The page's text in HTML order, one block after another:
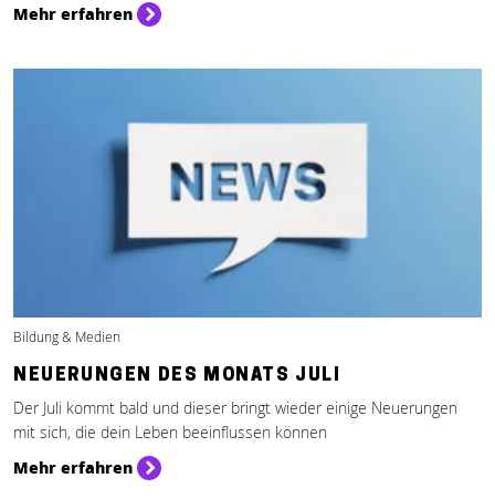
Mehr erfahren
Bildung & Medien
NEUERUNGEN DES MONATS JULI
Der Juli kommt bald und dieser bringt wieder einige Neuerungen
mit sich, die dein Leben beeinflussen können
Mehr erfahren